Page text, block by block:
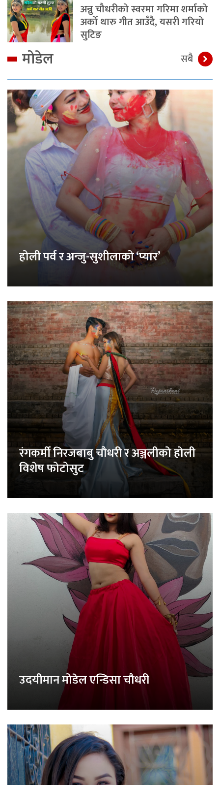
अन्नु चौधरीको स्वरमा गरिमा शर्माको
अर्को थारु गीत आउँदै, यसरी गरियो
सुटिङ
मोडेल सबै
होली पर्व र अन्जु-सुशीलाको ‘प्यार’
रंगकर्मी निरजबाबु चौधरी र अञ्जलीको होली
विशेष फोटोसुट
उदयीमान मोडेल एन्डिसा चौधरी